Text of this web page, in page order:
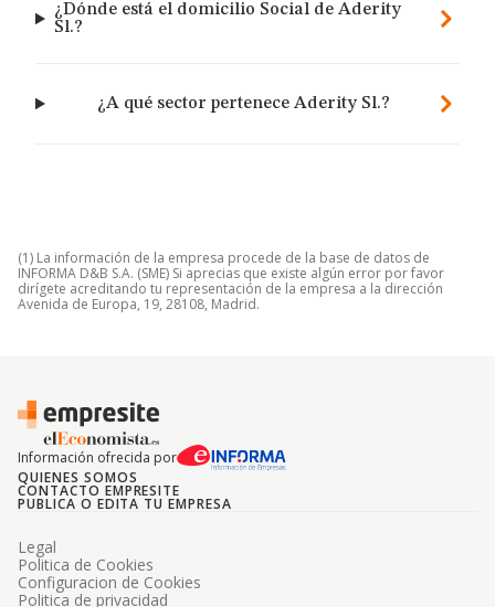
¿Dónde está el domicilio Social de Aderity
Sl.?
¿A qué sector pertenece Aderity Sl.?
(1) La información de la empresa procede de la base de datos de
INFORMA D&B S.A. (SME) Si aprecias que existe algún error por favor
dirígete acreditando tu representación de la empresa a la dirección
Avenida de Europa, 19, 28108, Madrid.
Información ofrecida por
QUIENES SOMOS
CONTACTO EMPRESITE
PUBLICA O EDITA TU EMPRESA
Legal
Politica de Cookies
Configuracion de Cookies
Politica de privacidad